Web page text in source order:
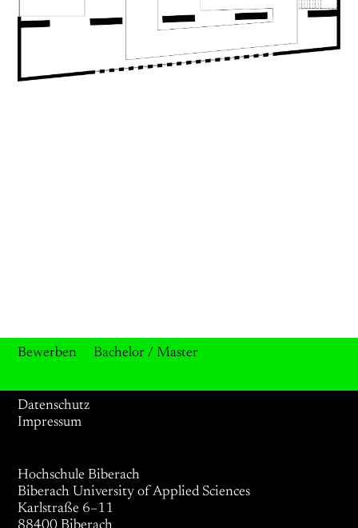
Bewerben Bachelor / Master
Datenschutz
Impressum
Hochschule Biberach
Biberach University of Applied Sciences
Karlstraße 6–11